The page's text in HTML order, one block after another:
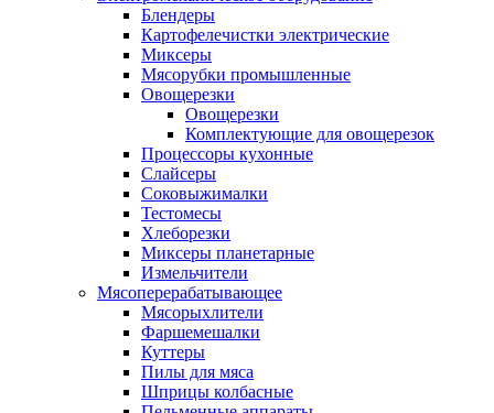
Блендеры
Картофелечистки электрические
Миксеры
Мясорубки промышленные
Овощерезки
Овощерезки
Комплектующие для овощерезок
Процессоры кухонные
Слайсеры
Соковыжималки
Тестомесы
Хлеборезки
Миксеры планетарные
Измельчители
Мясоперерабатывающее
Мясорыхлители
Фаршемешалки
Куттеры
Пилы для мяса
Шприцы колбасные